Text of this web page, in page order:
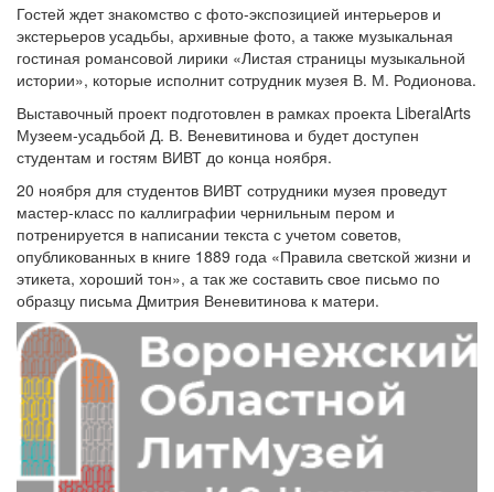
Гостей ждет знакомство с фото-экспозицией интерьеров и
экстерьеров усадьбы, архивные фото, а также музыкальная
гостиная романсовой лирики «Листая страницы музыкальной
истории», которые исполнит сотрудник музея В. М. Родионова.
Выставочный проект подготовлен в рамках проекта LiberalArts
Музеем-усадьбой Д. В. Веневитинова и будет доступен
студентам и гостям ВИВТ до конца ноября.
20 ноября для студентов ВИВТ сотрудники музея проведут
мастер-класс по каллиграфии чернильным пером и
потренируется в написании текста с учетом советов,
опубликованных в книге 1889 года «Правила светской жизни и
этикета, хороший тон», а так же составить свое письмо по
образцу письма Дмитрия Веневитинова к матери.